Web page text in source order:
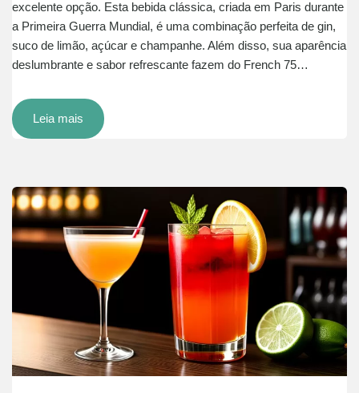
excelente opção. Esta bebida clássica, criada em Paris durante
a Primeira Guerra Mundial, é uma combinação perfeita de gin,
suco de limão, açúcar e champanhe. Além disso, sua aparência
deslumbrante e sabor refrescante fazem do French 75…
Leia mais